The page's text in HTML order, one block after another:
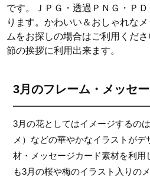
です。ＪＰＧ・透過ＰＮＧ・Ｐ
ります。かわいい＆おしゃれな
ムをお探しの場合はご利用くだ
節の挨拶に利用出来ます。
3月のフレーム・メッセ
3月の花としてはイメージするの
メ）などの華やかなイラストが
材・メッセージカード素材を利用
も3月の桜や梅のイラスト入りの